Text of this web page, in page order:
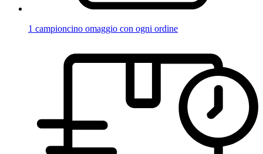
1 campioncino omaggio con ogni ordine